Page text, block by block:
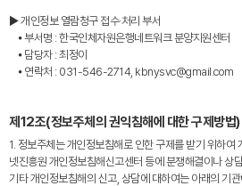
▶ 개인정보 열람청구 접수·처리 부서
⦁ 부서명 : 한국인체자원은행네트워크 분양지원센터
⦁ 담당자 : 최정이
⦁ 연락처 : 031-546-2714, kbnysvc@gmail.com
제12조(정보주체의 권익침해에 대한 구제방법)
1. 정보주체는 개인정보침해로 인한 구제를 받기 위하여
넷진흥원 개인정보침해신고센터 등에 분쟁해결이나 상
기타 개인정보침해의 신고, 상담에 대하여는 아래의 기